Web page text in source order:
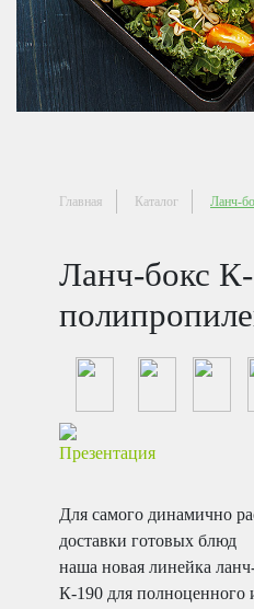
Главная Каталог Ланч-
Ланч-бокс
Для самого динамично
доставки готовых блюд
наша новая линейка
К-190 для полноценного